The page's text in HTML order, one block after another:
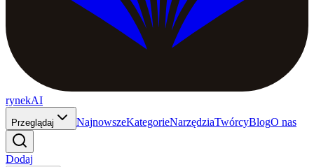
rynekAI
Przeglądaj NajnowszeKategorieNarzędziaTwórcyBlogO nas
Dodaj